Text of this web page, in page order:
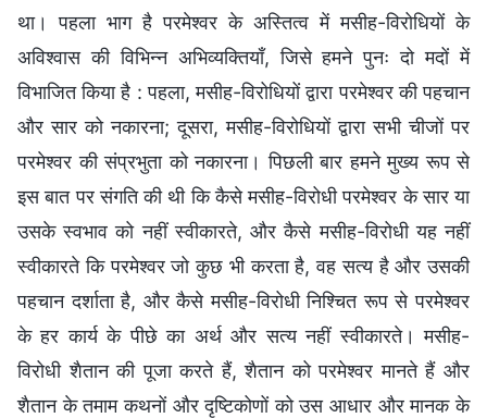
था। पहला भाग है परमेश्वर के अस्तित्व में मसीह-विरोधियों के
अविश्वास की विभिन्न अभिव्यक्तियाँ, जिसे हमने पुनः दो मदों में
विभाजित किया है : पहला, मसीह-विरोधियों द्वारा परमेश्वर की पहचान
और सार को नकारना; दूसरा, मसीह-विरोधियों द्वारा सभी चीजों पर
परमेश्वर की संप्रभुता को नकारना। पिछली बार हमने मुख्य रूप से
इस बात पर संगति की थी कि कैसे मसीह-विरोधी परमेश्वर के सार या
उसके स्वभाव को नहीं स्वीकारते, और कैसे मसीह-विरोधी यह नहीं
स्वीकारते कि परमेश्वर जो कुछ भी करता है, वह सत्य है और उसकी
पहचान दर्शाता है, और कैसे मसीह-विरोधी निश्चित रूप से परमेश्वर
के हर कार्य के पीछे का अर्थ और सत्य नहीं स्वीकारते। मसीह-
विरोधी शैतान की पूजा करते हैं, शैतान को परमेश्वर मानते हैं और
शैतान के तमाम कथनों और दृष्टिकोणों को उस आधार और मानक के